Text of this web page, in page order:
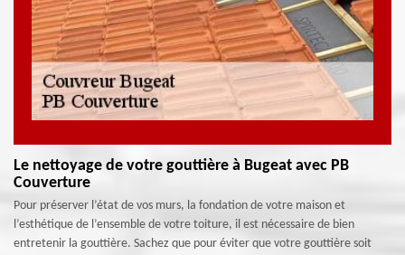
Le nettoyage de votre gouttière à Bugeat avec PB
Couverture
Pour préserver l’état de vos murs, la fondation de votre maison et
l’esthétique de l’ensemble de votre toiture, il est nécessaire de bien
entretenir la gouttière. Sachez que pour éviter que votre gouttière soit